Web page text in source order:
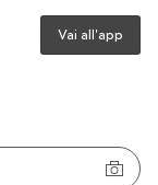
Vai all'app